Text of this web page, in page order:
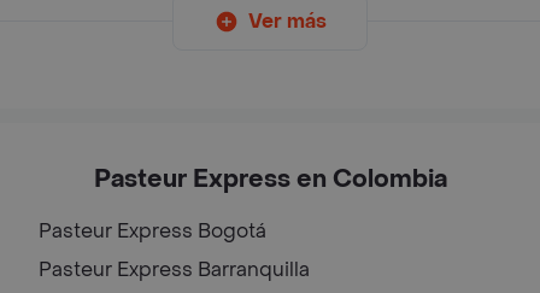
Ver más
Pasteur Express en Colombia
Pasteur Express Bogotá
Pasteur Express Barranquilla